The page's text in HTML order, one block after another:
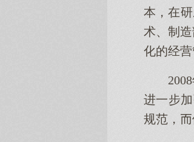
本，在
术、制
化的经
进一步
规范，